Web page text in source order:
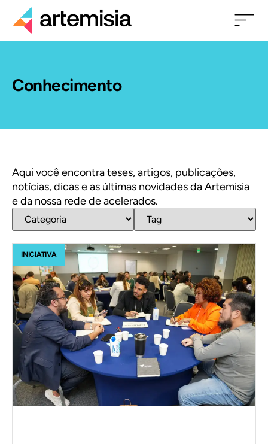
Conhecimento
Aqui você encontra teses, artigos, publicações,
notícias, dicas e as últimas novidades da Artemisia
e da nossa rede de acelerados.
INICIATIVA